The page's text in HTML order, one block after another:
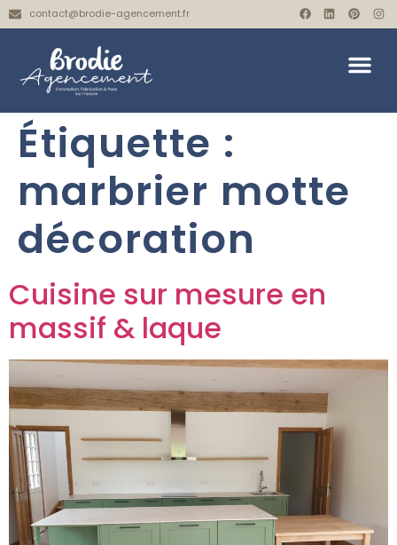
contact@brodie-agencement.fr
Étiquette :
marbrier motte
décoration
Cuisine sur mesure en
massif & laque